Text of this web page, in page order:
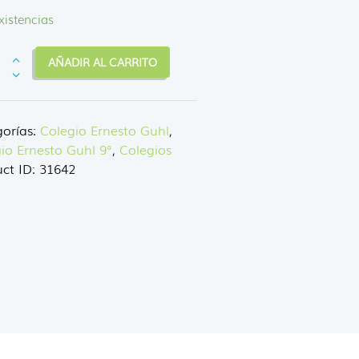
AÑADIR AL CARRITO
Colegio Ernesto Guhl,
Ernesto Guhl 9°, Colegios
ID: 31642